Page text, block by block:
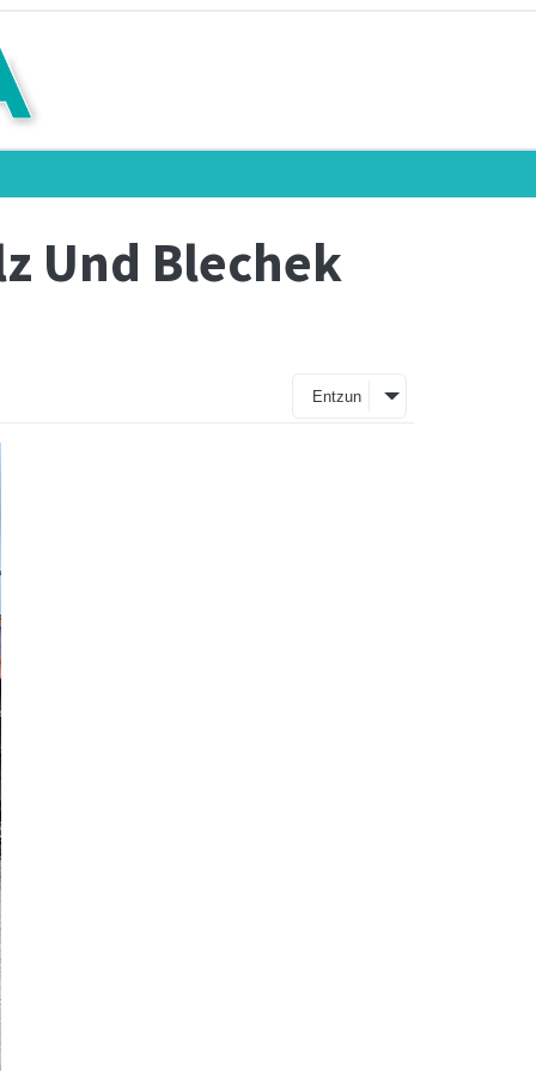
Und Blechek
Entzun